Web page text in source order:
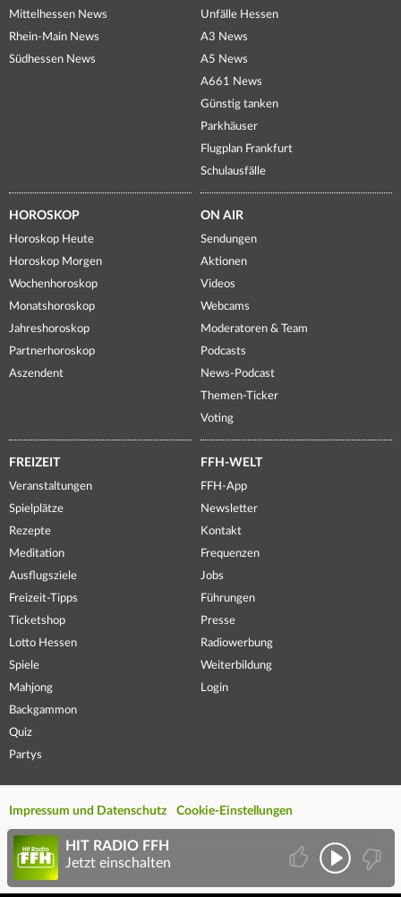
Mittelhessen News
Rhein-Main News
Südhessen News
Unfälle Hessen
A3 News
A5 News
A661 News
Günstig tanken
Parkhäuser
Flugplan Frankfurt
Schulausfälle
HOROSKOP
Horoskop Heute
Horoskop Morgen
Wochenhoroskop
Monatshoroskop
Jahreshoroskop
Partnerhoroskop
Aszendent
ON AIR
Sendungen
Aktionen
Videos
Webcams
Moderatoren & Team
Podcasts
News-Podcast
Themen-Ticker
Voting
FREIZEIT
Veranstaltungen
Spielplätze
Rezepte
Meditation
Ausflugsziele
Freizeit-Tipps
Ticketshop
Lotto Hessen
Spiele
Mahjong
Backgammon
Quiz
Partys
FFH-WELT
FFH-App
Newsletter
Kontakt
Frequenzen
Jobs
Führungen
Presse
Radiowerbung
Weiterbildung
Login
Impressum und Datenschutz Cookie-Einstellungen
HIT RADIO FFH
Jetzt einschalten